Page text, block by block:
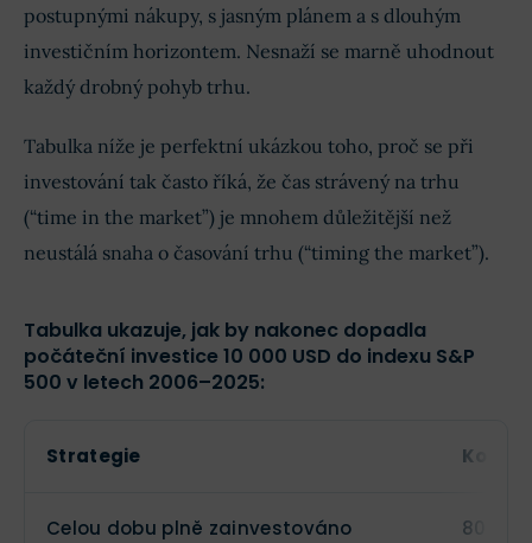
postupnými nákupy, s jasným plánem a s dlouhým
investičním horizontem. Nesnaží se marně uhodnout
každý drobný pohyb trhu.
Tabulka níže je perfektní ukázkou toho, proč se při
investování tak často říká, že čas strávený na trhu
(“time in the market”) je mnohem důležitější než
neustálá snaha o časování trhu (“timing the market”).
Tabulka ukazuje, jak by nakonec dopadla
počáteční investice 10 000 USD do indexu S&P
500 v letech 2006–2025:
Strategie
Celou dobu plně zainvestováno 80 294